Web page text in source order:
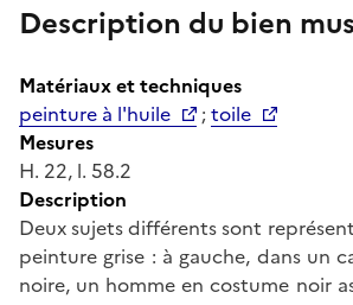
Description du bien
Matériaux et techniques
peinture à l'huile
;toile
Mesures
H. 22, l. 58.2
Description
Deux sujets différents sont
peinture grise : à gauche, dans un
noire, un homme en costume noir